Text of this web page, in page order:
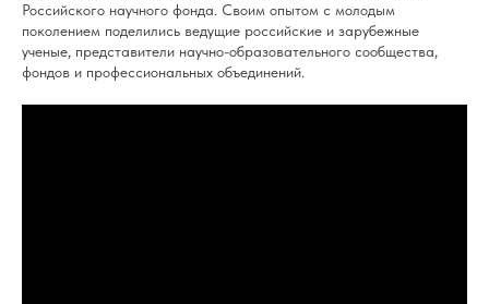
Российского научного фонда. Своим опытом с молодым
поколением поделились ведущие российские и зарубежные
ученые, представители научно-образовательного сообщества,
фондов и профессиональных объединений.